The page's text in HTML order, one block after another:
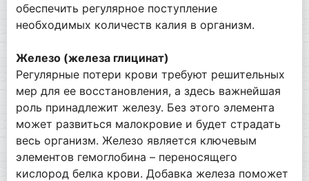
обеспечить регулярное поступление
необходимых количеств калия в организм.
Железо (железа глицинат)
Регулярные потери крови требуют решительных
мер для ее восстановления, а здесь важнейшая
роль принадлежит железу. Без этого элемента
может развиться малокровие и будет страдать
весь организм. Железо является ключевым
элементов гемоглобина – переносящего
кислород белка крови. Добавка железа поможет